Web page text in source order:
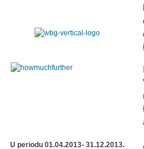
U periodu 01.04.2013- 31.12.2013.